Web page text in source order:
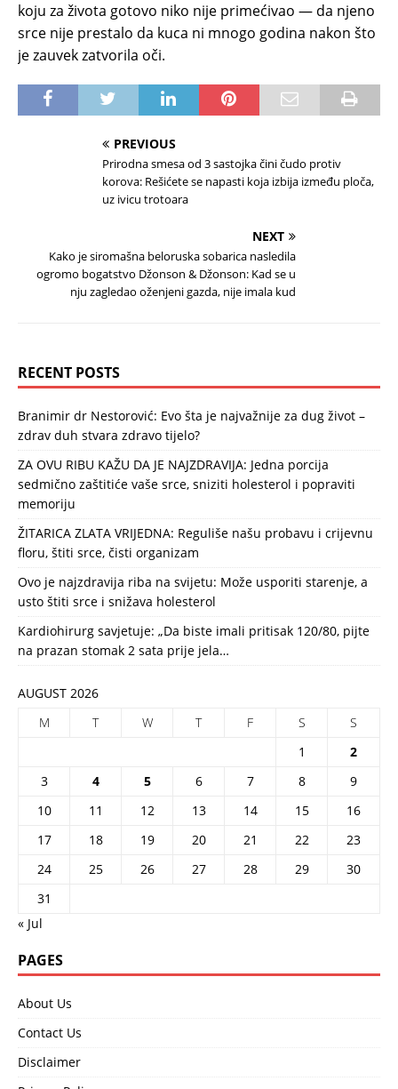
koju za života gotovo niko nije primećivao — da njeno
srce nije prestalo da kuca ni mnogo godina nakon što
je zauvek zatvorila oči.
PREVIOUS
Prirodna smesa od 3 sastojka čini čudo protiv
korova: Rešićete se napasti koja izbija između ploča,
uz ivicu trotoara
NEXT
Kako je siromašna beloruska sobarica nasledila
ogromo bogatstvo Džonson & Džonson: Kad se u
nju zagledao oženjeni gazda, nije imala kud
RECENT POSTS
Branimir dr Nestorović: Evo šta je najvažnije za dug život –
zdrav duh stvara zdravo tijelo?
ZA OVU RIBU KAŽU DA JE NAJZDRAVIJA: Jedna porcija
sedmično zaštitiće vaše srce, sniziti holesterol i popraviti
memoriju
ŽITARICA ZLATA VRIJEDNA: Reguliše našu probavu i crijevnu
floru, štiti srce, čisti organizam
Ovo je najzdravija riba na svijetu: Može usporiti starenje, a
usto štiti srce i snižava holesterol
Kardiohirurg savjetuje: „Da biste imali pritisak 120/80, pijte
na prazan stomak 2 sata prije jela…
AUGUST 2026
M
T W T F S
S
1
2
3
4 5 6 7 8
9
10
11 12 13 14 15
16
17
18 19 20 21 22
23
24
25 26 27 28 29
30
31
« Jul
PAGES
About Us
Contact Us
Disclaimer